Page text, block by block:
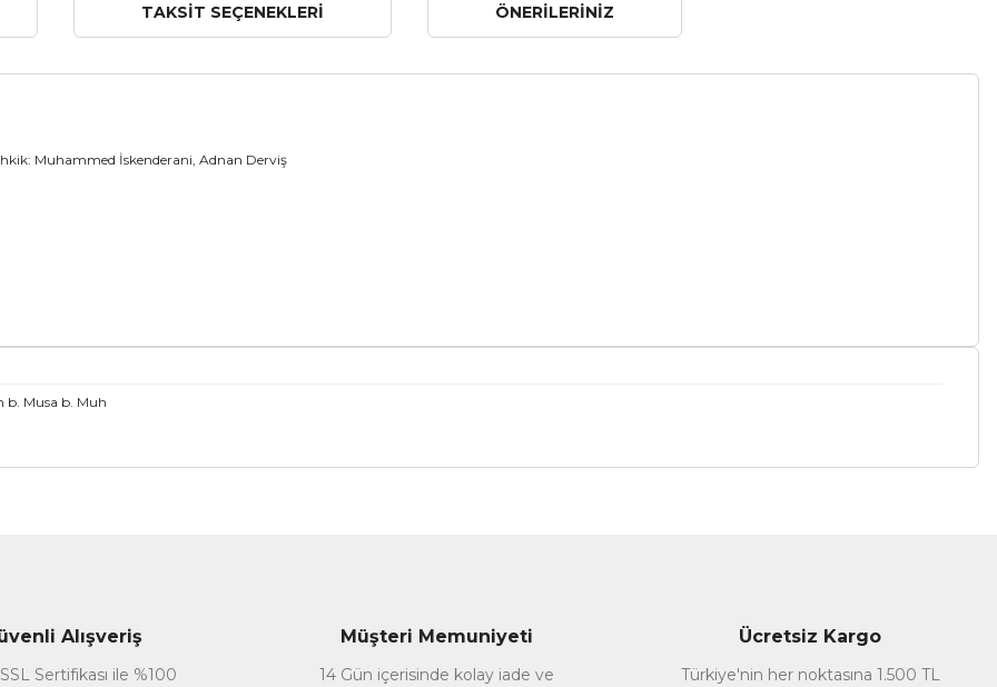
TAKSIT SEÇENEKLERI ÖNERILERINIZ
Muhammed İskenderani, Adnan Derviş
b. Musa b. Muh
Alışveriş
Sertifikası ile %100
Müşteri Memuniyeti
14 Gün içerisinde kolay iade ve
Ücretsiz Kargo
Türkiye'nin her noktasına 1.500 TL